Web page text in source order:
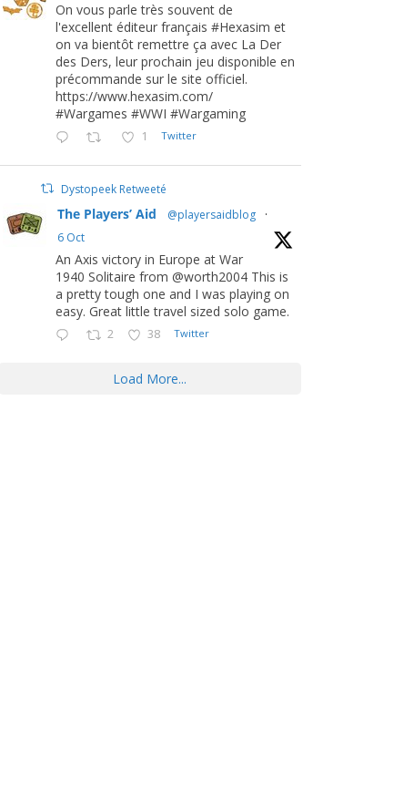
On vous parle très souvent de
l'excellent éditeur français #Hexasim et
on va bientôt remettre ça avec La Der
des Ders, leur prochain jeu disponible en
précommande sur le site officiel.
https://www.hexasim.com/
#Wargames #WWI #Wargaming
1 Twitter
Dystopeek Retweeté
The Players’ Aid @playersaidblog
·
6 Oct
An Axis victory in Europe at War
1940 Solitaire from @worth2004 This is
a pretty tough one and I was playing on
easy. Great little travel sized solo game.
2 38 Twitter
Load More...